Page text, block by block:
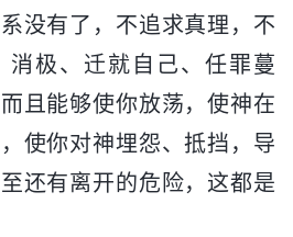
没有了，不追求真理，不
消极、迁就自己、任罪蔓
且能够使你放荡，使神在
使你对神埋怨、抵挡，导
还有离开的危险，这都是